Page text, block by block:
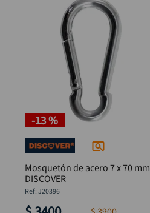
-13 %
Mosquetón de acero 7 x 70 mm
DISCOVER
: J20396